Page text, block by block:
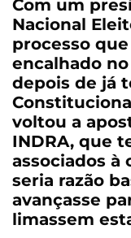
Com um
Nacional
processo
encalhado
depois de já
voltou a
INDRA, que
associados à
seria razão
avançasse
limassem